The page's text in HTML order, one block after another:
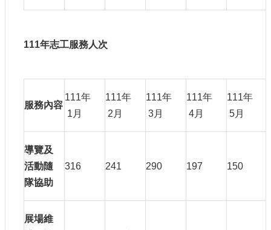
111年志工服務人次
服務內容
111年
1月
111年
2月
111年
3月
111年
4月
111年
5月
導覽及
活動隨
隊協助
316 241 290 197 150
展場維